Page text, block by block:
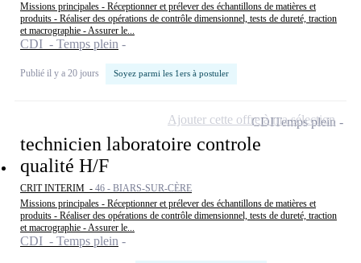
Missions principales - Réceptionner et prélever des échantillons de matières et
produits - Réaliser des opérations de contrôle dimensionnel, tests de dureté, traction
et macrographie - Assurer le...
CDI - Temps plein
Publié il y a 20 jours Soyez parmi les 1ers à postuler
technicien laboratoire controle
qualité H/F
CRIT INTERIM - 46 - BIARS-SUR-CÈRE
Missions principales - Réceptionner et prélever des échantillons de matières et
produits - Réaliser des opérations de contrôle dimensionnel, tests de dureté, traction
et macrographie - Assurer le...
CDI - Temps plein
CDITemps plein
Ajouter cette offre à ma sélection